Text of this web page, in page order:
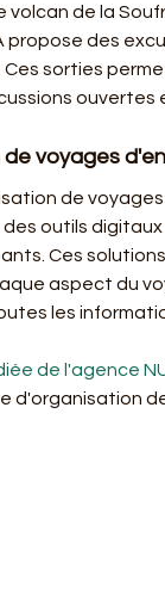
de la
propose des
sorties
voyages
de
outils
Ces
aspect du
les
de l'agence
d'organisation